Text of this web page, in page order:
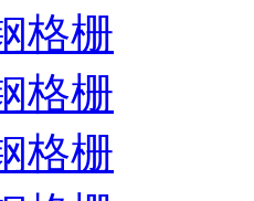
格栅
格栅
格栅